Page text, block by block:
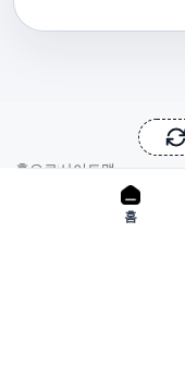
홈으로사이트맵
위치기반서비스 이용약관
홈